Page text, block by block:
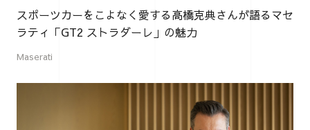
スポーツカーをこよなく愛する高橋克典さんが語るマセ
ラティ「GT2 ストラダーレ」の魅力
Maserati